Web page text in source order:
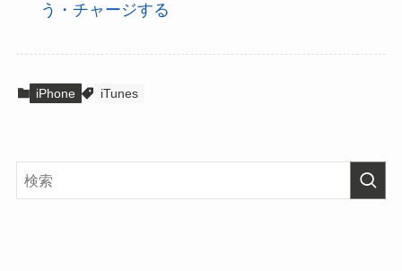
う・チャージする
iPhone iTunes